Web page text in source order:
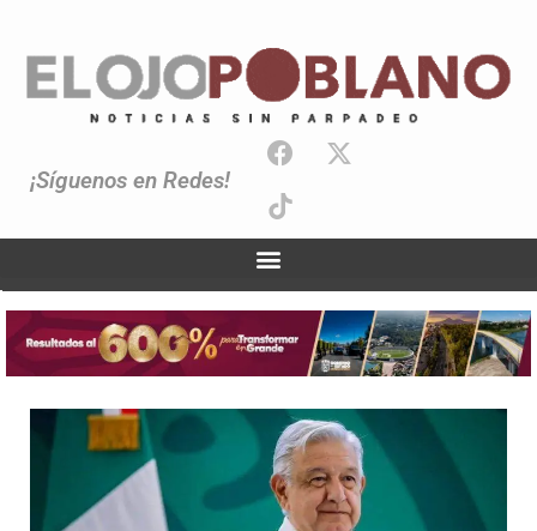
¡Síguenos en Redes!